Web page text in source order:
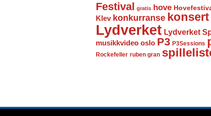
Festival gratis hove
Klev konkurranse konsert
Lydverket Lydverket
musikkvideo oslo P3 P3Sessions
Rockefeller ruben gran